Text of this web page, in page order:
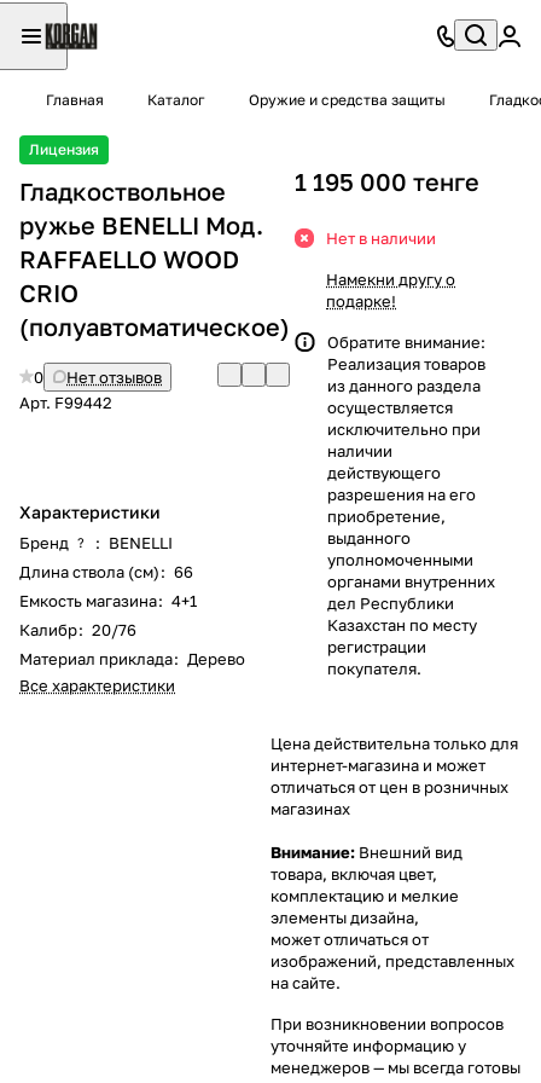
Главная Каталог Оружие и средства защиты
Лицензия
Гладкоствольное
ружье BENELLI Moд.
RAFFAELLO WOOD
CRIO
(полуавтоматическое)
0
Нет отзывов
Арт. F99442
Характеристики
Бренд ? : BENELLI
Длина ствола (см): 66
Емкость магазина: 4+1
Калибр: 20/76
Материал приклада: Дерево
Все характеристики
1 195 000 тенге
Нет в наличии
Намекни другу о
подарке!
Обратите внимание:
Реализация товаров
из данного раздела
осуществляется
исключительно при
наличии
действующего
разрешения на его
приобретение,
выданного
уполномоченными
органами внутренних
дел Республики
Казахстан по месту
регистрации
покупателя.
Цена действительна только для
интернет-магазина и может
отличаться от цен в розничных
магазинах
Внимание: Внешний вид
товара, включая цвет,
комплектацию и мелкие
элементы дизайна,
может отличаться от
изображений, представленных
на сайте.
При возникновении вопросов
уточняйте информацию у
менеджеров— мы всегда готовы